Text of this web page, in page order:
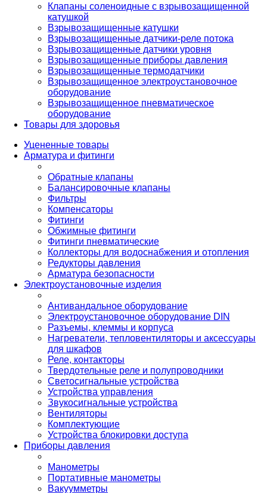
Клапаны соленоидные с взрывозащищенной
катушкой
Взрывозащищенные катушки
Взрывозащищенные датчики-реле потока
Взрывозащищенные датчики уровня
Взрывозащищенные приборы давления
Взрывозащищенные термодатчики
Взрывозащищенное электроустановочное
оборудование
Взрывозащищенное пневматическое
оборудование
Товары для здоровья
Уцененные товары
Арматура и фитинги
Обратные клапаны
Балансировочные клапаны
Фильтры
Компенсаторы
Фитинги
Обжимные фитинги
Фитинги пневматические
Коллекторы для водоснабжения и отопления
Редукторы давления
Арматура безопасности
Электроустановочные изделия
Антивандальное оборудование
Электроустановочное оборудование DIN
Разъемы, клеммы и корпуса
Нагреватели, тепловентиляторы и аксессуары
для шкафов
Реле, контакторы
Твердотельные реле и полупроводники
Светосигнальные устройства
Устройства управления
Звукосигнальные устройства
Вентиляторы
Комплектующие
Устройства блокировки доступа
Приборы давления
Манометры
Портативные манометры
Вакуумметры